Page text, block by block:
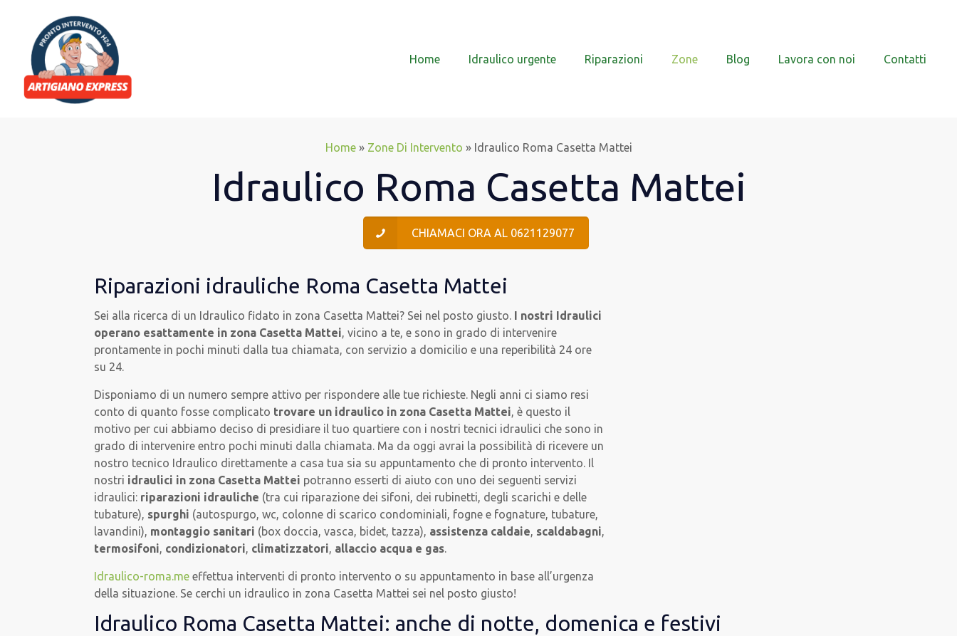
Home Idraulico urgente Riparazioni Zone Blog Lavora con noi Contatti
Home» Zone Di Intervento » Idraulico Roma Casetta Mattei
Idraulico Roma Casetta Mattei
CHIAMACI ORA AL 0621129077
Riparazioni idrauliche Roma Casetta Mattei
Sei alla ricerca di un Idraulico fidato in zona Casetta Mattei? Sei nel posto giusto. I nostri Idraulici
operano esattamente in zona Casetta Mattei, vicino a te, e sono in grado di intervenire
prontamente in pochi minuti dalla tua chiamata, con servizio a domicilio e una reperibilità 24 ore
su 24.
Disponiamo di un numero sempre attivo per rispondere alle tue richieste. Negli anni ci siamo resi
conto di quanto fosse complicato trovare un idraulico in zona Casetta Mattei, è questo il
motivo per cui abbiamo deciso di presidiare il tuo quartiere con i nostri tecnici idraulici che sono in
grado di intervenire entro pochi minuti dalla chiamata. Ma da oggi avrai la possibilità di ricevere un
nostro tecnico Idraulico direttamente a casa tua sia su appuntamento che di pronto intervento. Il
nostri idraulici in zona Casetta Mattei potranno esserti di aiuto con uno dei seguenti servizi
idraulici: riparazioni idrauliche (tra cui riparazione dei sifoni, dei rubinetti, degli scarichi e delle
tubature), spurghi (autospurgo, wc, colonne di scarico condominiali, fogne e fognature, tubature,
lavandini), montaggio sanitari (box doccia, vasca, bidet, tazza), assistenza caldaie, scaldabagni,
termosifoni, condizionatori, climatizzatori, allaccio acqua e gas.
Idraulico-roma.me effettua interventi di pronto intervento o su appuntamento in base all’urgenza
della situazione. Se cerchi un idraulico in zona Casetta Mattei sei nel posto giusto!
Idraulico Roma Casetta Mattei: anche di notte, domenica e festivi